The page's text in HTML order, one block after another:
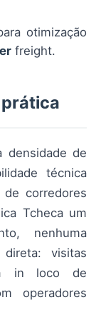
otimização
freight.
densidade de
técnica
corredores
Tcheca um
nenhuma
visitas
in loco de
operadores